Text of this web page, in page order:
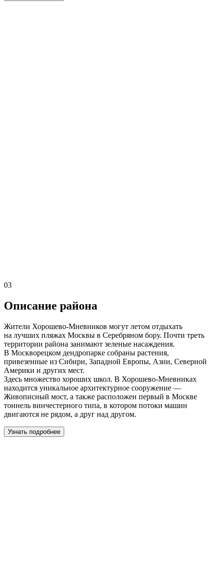
03
Описание района
Жители Хорошево-Мневников могут летом отдыхать
на лучших пляжах Москвы в Серебряном бору. Почти треть
территории района занимают зеленые насаждения.
В Москворецком дендропарке собраны растения,
привезенные из Сибири, Западной Европы, Азии, Северной
Америки и других мест.
Здесь множество хороших школ. В Хорошево-Мневниках
находится уникальное архитектурное сооружение —
Живописный мост, а также расположен первый в Москве
тоннель винчестерного типа, в котором потоки машин
двигаются не рядом, а друг над другом.
Узнать подробнее